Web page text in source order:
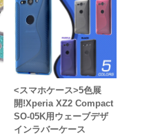
<スマホケース>5色展
開!Xperia XZ2 Compact
SO-05K用ウェーブデザ
インラバーケース